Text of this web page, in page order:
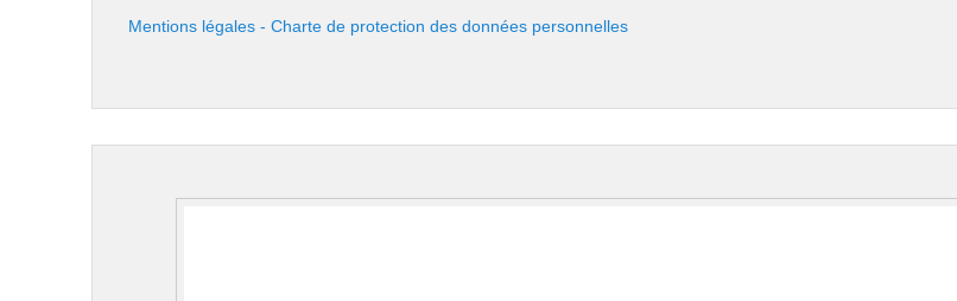
Mentions légales - Charte de protection des données personnelles